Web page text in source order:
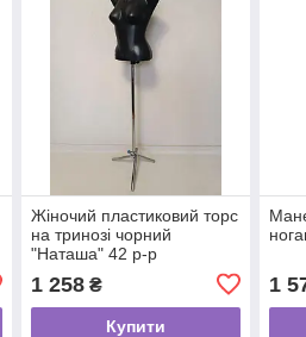
Жіночий пластиковий торс
на тринозі чорний
"Наташа" 42 р-р
1 258₴
Купити
1